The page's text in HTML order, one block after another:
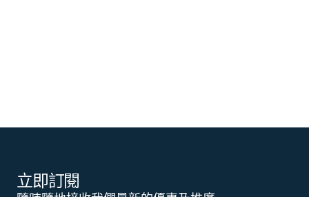
立即訂閱